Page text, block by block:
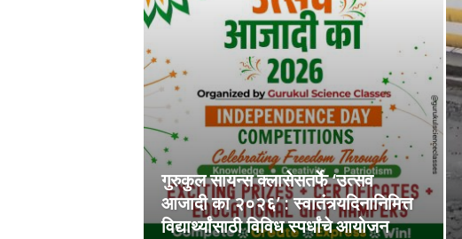
गुरुकुल सायन्स क्लासेसतर्फे ‘उत्सव
आजादी का २०२६’ : स्वातंत्र्यदिनानिमित्त
विद्यार्थ्यांसाठी विविध स्पर्धांचे आयोजन